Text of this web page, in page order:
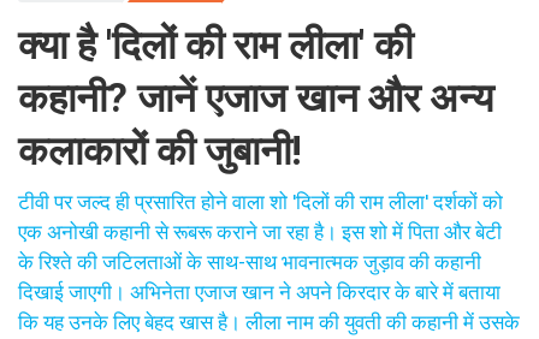
क्या है 'दिलों की राम लीला' की
कहानी? जानें एजाज खान और अन्य
कलाकारों की जुबानी!
टीवी पर जल्द ही प्रसारित होने वाला शो 'दिलों की राम लीला' दर्शकों को
एक अनोखी कहानी से रूबरू कराने जा रहा है। इस शो में पिता और बेटी
के रिश्ते की जटिलताओं के साथ-साथ भावनात्मक जुड़ाव की कहानी
दिखाई जाएगी। अभिनेता एजाज खान ने अपने किरदार के बारे में बताया
कि यह उनके लिए बेहद खास है। लीला नाम की युवती की कहानी में उसके